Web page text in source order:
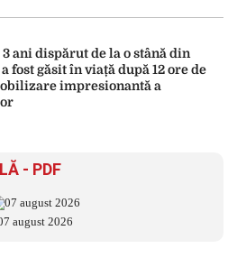
ani dispărut de la o stână din
fost găsit în viață după 12 ore de
impresionantă a
- PDF
august 2026